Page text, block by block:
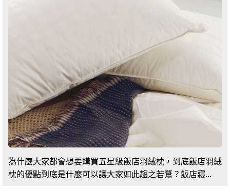
為什麼大家都會想要購買五星級飯店羽絨枕，到底飯店羽絨
枕的優點到底是什麼可以讓大家如此趨之若鶩？飯店寢...